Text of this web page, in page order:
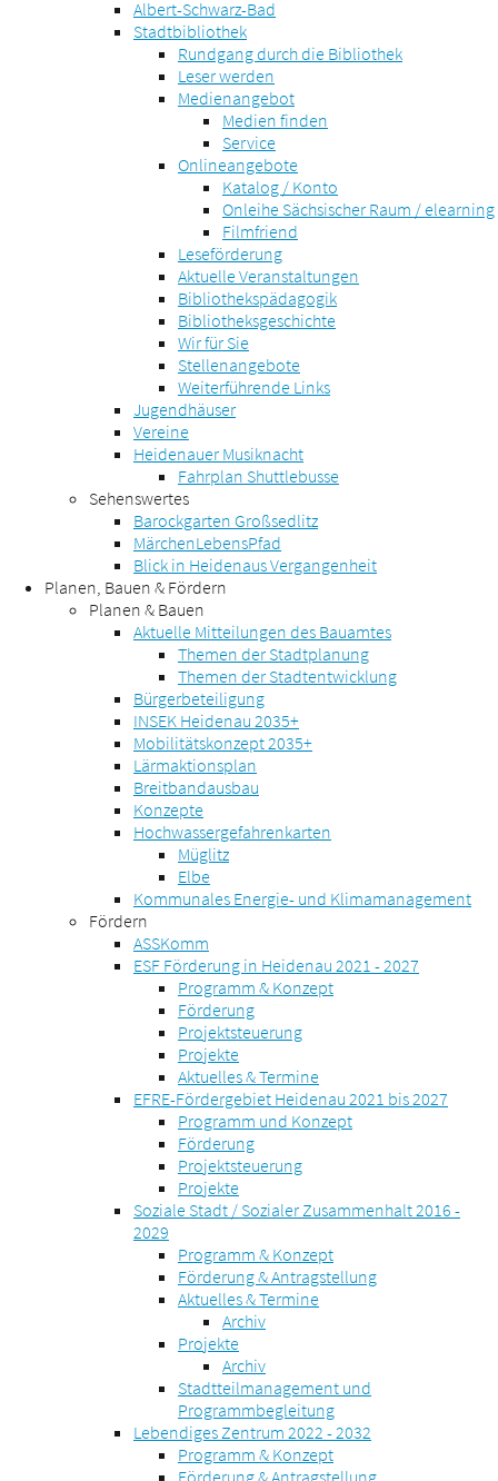
Albert-Schwarz-Bad
Stadtbibliothek
Rundgang durch die Bibliothek
Leser werden
Medienangebot
Medien finden
Service
Onlineangebote
Katalog / Konto
Onleihe Sächsischer Raum / elearning
Filmfriend
Leseförderung
Aktuelle Veranstaltungen
Bibliothekspädagogik
Bibliotheksgeschichte
Wir für Sie
Stellenangebote
Weiterführende Links
Jugendhäuser
Vereine
Heidenauer Musiknacht
Fahrplan Shuttlebusse
Sehenswertes
Barockgarten Großsedlitz
MärchenLebensPfad
Blick in Heidenaus Vergangenheit
Planen, Bauen & Fördern
Planen & Bauen
Aktuelle Mitteilungen des Bauamtes
Themen der Stadtplanung
Themen der Stadtentwicklung
Bürgerbeteiligung
INSEK Heidenau 2035+
Mobilitätskonzept 2035+
Lärmaktionsplan
Breitbandausbau
Konzepte
Hochwassergefahrenkarten
Müglitz
Elbe
Kommunales Energie- und Klimamanagement
Fördern
ASSKomm
ESF Förderung in Heidenau 2021 - 2027
Programm & Konzept
Förderung
Projektsteuerung
Projekte
Aktuelles & Termine
EFRE-Fördergebiet Heidenau 2021 bis 2027
Programm und Konzept
Förderung
Projektsteuerung
Projekte
Soziale Stadt / Sozialer Zusammenhalt 2016 -
2029
Programm & Konzept
Förderung & Antragstellung
Aktuelles & Termine
Archiv
Projekte
Archiv
Stadtteilmanagement und
Programmbegleitung
Lebendiges Zentrum 2022 - 2032
Programm & Konzept